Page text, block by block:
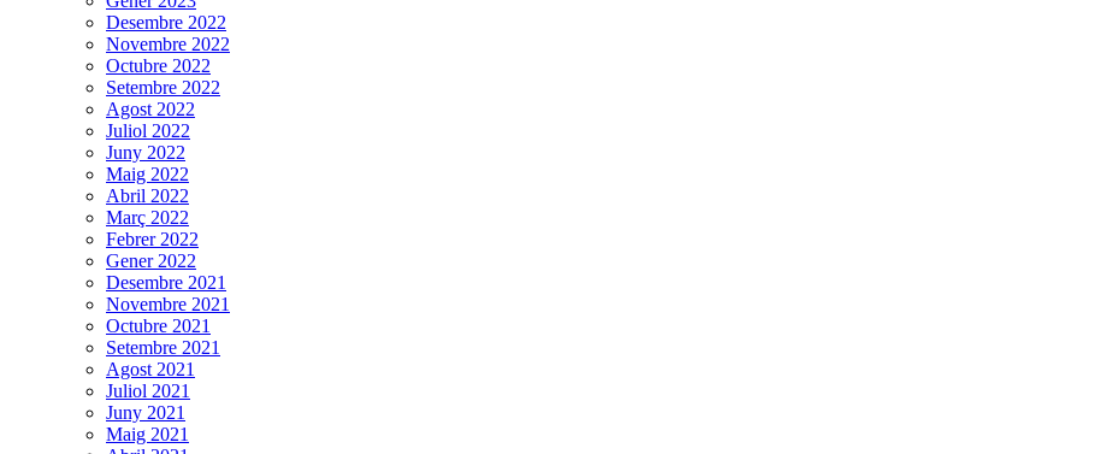
Desembre 2022
Novembre 2022
Octubre 2022
Setembre 2022
Agost 2022
Juliol 2022
Juny 2022
Maig 2022
Abril 2022
Març 2022
Febrer 2022
Gener 2022
Desembre 2021
Novembre 2021
Octubre 2021
Setembre 2021
Agost 2021
Juliol 2021
Juny 2021
Maig 2021